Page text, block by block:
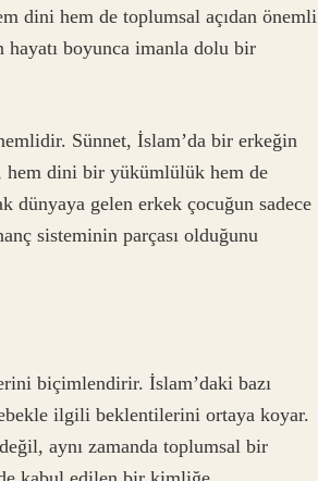
dini hem de toplumsal açıdan önemli
hayatı boyunca imanla dolu bir
Sünnet, İslam’da bir erkeğin
dini bir yükümlülük hem de
dünyaya gelen erkek çocuğun sadece
sisteminin parçası olduğunu
biçimlendirir. İslam’daki bazı
ilgili beklentilerini ortaya koyar.
aynı zamanda toplumsal bir